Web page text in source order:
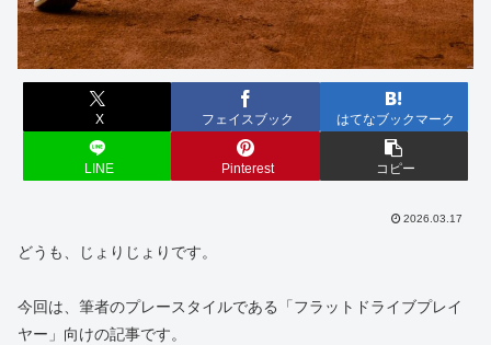
X フェイスブック はてなブックマーク
LINE Pinterest コピー
2026.03.17
どうも、じょりじょりです。
今回は、筆者のプレースタイルである「フラットドライブプレイ
ヤー」向けの記事です。